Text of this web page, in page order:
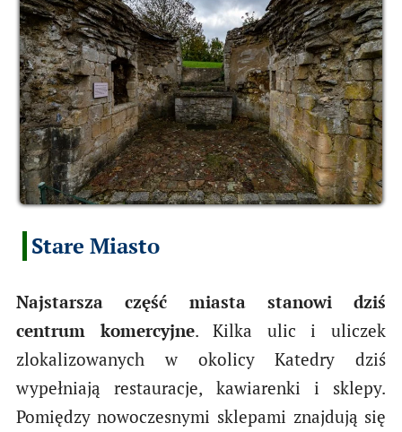
Stare Miasto
Najstarsza część miasta stanowi dziś
centrum komercyjne. Kilka ulic i uliczek
zlokalizowanych w okolicy Katedry dziś
wypełniają restauracje, kawiarenki i sklepy.
Pomiędzy nowoczesnymi sklepami znajdują się